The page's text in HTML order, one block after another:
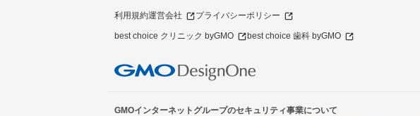
利用規約運営会社 プライバシーポリシー
best choice クリニック byGMO best choice 歯科 byGMO
GMOインターネットグループのセキュリティ事業について